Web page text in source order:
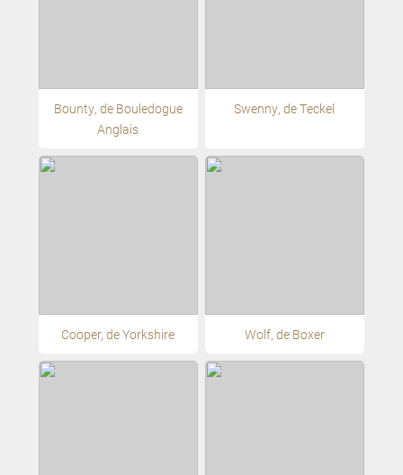
Bounty, de Bouledogue
Anglais
Swenny, de Teckel
Cooper, de Yorkshire Wolf, de Boxer